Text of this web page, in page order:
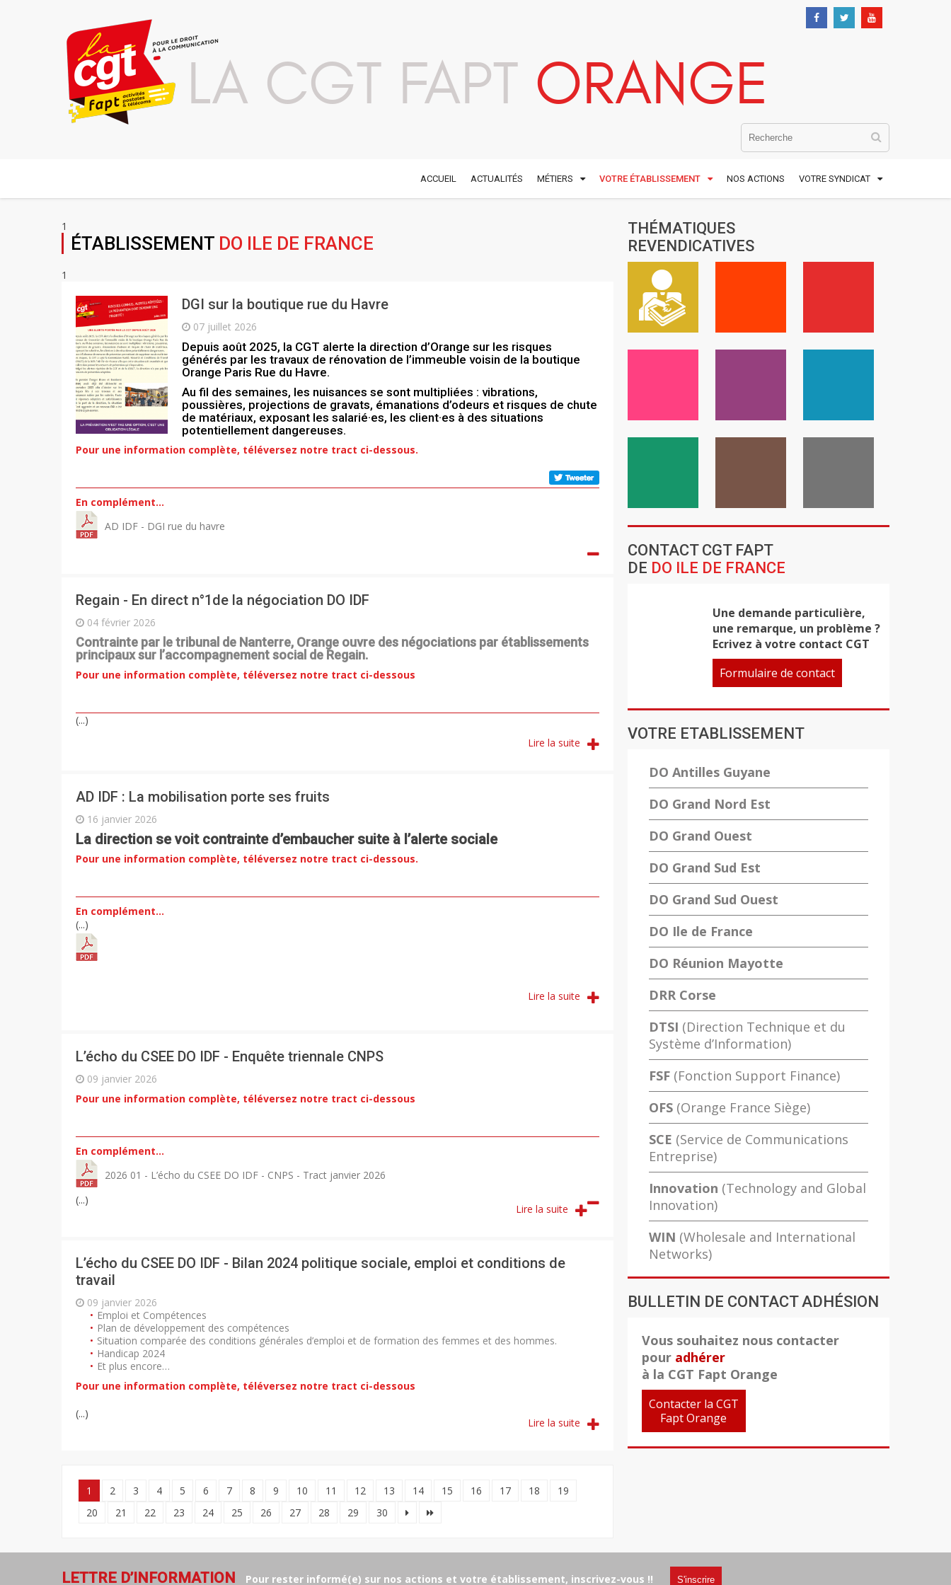
LA CGT FAPT ORANGE
ACCUEIL ACTUALITÉS MÉTIERS VOTRE ÉTABLISSEMENT NOS ACTIONS VOTRE SYNDICAT
1
ÉTABLISSEMENT DO ILE DE FRANCE
1
DGI sur la boutique rue du Havre
07 juillet 2026
Depuis août 2025, la CGT alerte la direction d’Orange sur les risques
générés par les travaux de rénovation de l’immeuble voisin de la boutique
Orange Paris Rue du Havre.
Au fil des semaines, les nuisances se sont multipliées : vibrations,
poussières, projections de gravats, émanations d’odeurs et risques de chute
de matériaux, exposant les salarié·es, les client·es à des situations
potentiellement dangereuses.
Pour une information complète, téléversez notre tract ci-dessous.
En complément…
AD IDF - DGI rue du havre
Regain - En direct n°1de la négociation DO IDF
04 février 2026
Contrainte par le tribunal de Nanterre, Orange ouvre des négociations par établissements
principaux sur l’accompagnement social de Regain.
Pour une information complète, téléversez notre tract ci-dessous
(...)
Lire la suite
AD IDF : La mobilisation porte ses fruits
16 janvier 2026
La direction se voit contrainte d’embaucher suite à l’alerte sociale
Pour une information complète, téléversez notre tract ci-dessous.
En complément…
(...)
Lire la suite
L’écho du CSEE DO IDF - Enquête triennale CNPS
09 janvier 2026
Pour une information complète, téléversez notre tract ci-dessous
En complément…
2026 01 - L’écho du CSEE DO IDF - CNPS - Tract janvier 2026
(...)
Lire la suite
L’écho du CSEE DO IDF - Bilan 2024 politique sociale, emploi et conditions de
travail
09 janvier 2026
Emploi et Compétences
Plan de développement des compétences
Situation comparée des conditions générales d’emploi et de formation des femmes et des hommes.
Handicap 2024
Et plus encore…
Pour une information complète, téléversez notre tract ci-dessous
(...)
Lire la suite
1 2 3 4 5 6 7 8 9 10 11 12 13 14 15 16 17 18
19
20
21 22 23 24 25 26 27 28 29 30
THÉMATIQUES
REVENDICATIVES
CONTACT CGT FAPT
DE DO ILE DE FRANCE
Une demande particulière,
une remarque, un problème ?
Ecrivez à votre contact CGT
Formulaire de contact
VOTRE ETABLISSEMENT
DO Antilles Guyane
DO Grand Nord Est
DO Grand Ouest
DO Grand Sud Est
DO Grand Sud Ouest
DO Ile de France
DO Réunion Mayotte
DRR Corse
DTSI (Direction Technique et du
Système d’Information)
FSF (Fonction Support Finance)
OFS (Orange France Siège)
SCE (Service de Communications
Entreprise)
Innovation (Technology and Global
Innovation)
WIN (Wholesale and International
Networks)
BULLETIN DE CONTACT ADHÉSION
Vous souhaitez nous contacter
pour adhérer
à la CGT Fapt Orange
Contacter la CGT
Fapt Orange
LETTRE D’INFORMATION Pour rester informé(e) sur nos actions et votre établissement, inscrivez-vous !! S'inscrire